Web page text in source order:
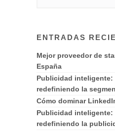
ENTRADAS
Mejor proveedor de
España
Publicidad inteligente:
redefiniendo la
Cómo dominar
Publicidad inteligente:
redefiniendo la